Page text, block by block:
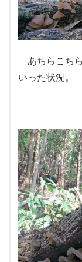
あちらこち
いった状況。